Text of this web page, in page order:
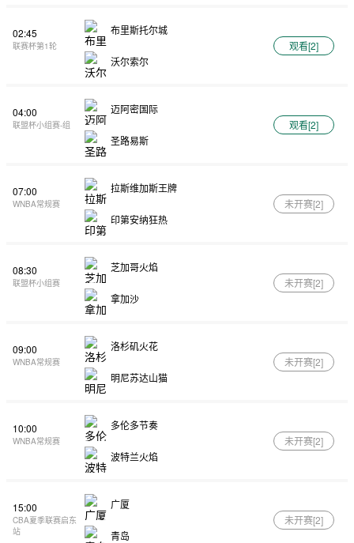
02:45
联赛杯第1轮
布里斯托尔城
沃尔索尔
观看[2]
04:00
联盟杯小组赛-组
迈阿密国际
圣路易斯
观看[2]
07:00
WNBA常规赛
拉斯维加斯王牌
印第安纳狂热
未开赛[2]
08:30
联盟杯小组赛
芝加哥火焰
拿加沙
未开赛[2]
09:00
WNBA常规赛
洛杉矶火花
明尼苏达山猫
未开赛[2]
10:00
WNBA常规赛
多伦多节奏
波特兰火焰
未开赛[2]
15:00
CBA夏季联赛启东
站
广厦
青岛
未开赛[2]